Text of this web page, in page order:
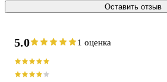
Оставить отзыв
5.0 1 оценка